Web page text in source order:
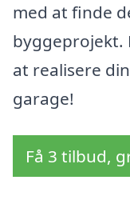
med at finde
at realisere
garage!
Få 3 tilbud,